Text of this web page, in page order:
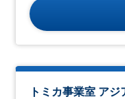
トミカ事業室 ア